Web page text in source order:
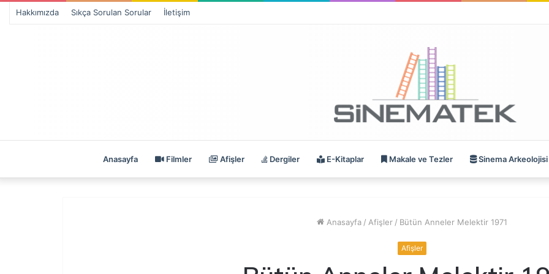
Hakkımızda Sıkça Sorulan Sorular İletişim
Anasayfa Filmler Afişler Dergiler E-Kitaplar Makale ve Tezler Sinema Arkeolojisi
Anasayfa / Afişler / Bütün Anneler Melektir 1971
Afişler